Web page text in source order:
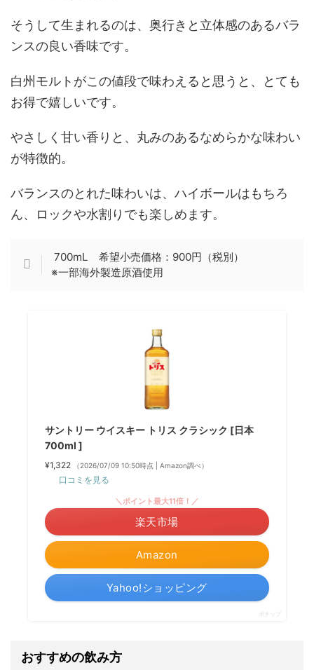
そうして生まれるのは、奥行きと立体感のあるバラ
ンスの良い香味です。
白州モルトがこの値段で味わえると思うと、とても
お得で嬉しいです。
やさしく甘い香りと、丸みのあるなめらかな味わい
が特徴的。
バランスのとれた味わいは、ハイボールはもちろ
ん、ロックや水割りでも楽しめます。
700mL 希望小売価格：900円（税別）
※一部海外製造原酒使用
サントリー ウイスキー トリス クラシック [日本
700ml ]
¥1,322 （2026/07/09 10:50時点 | Amazon調べ）
口コミを見る
Amazon
＼ポイント最大11倍！／
楽天市場
Yahoo!ショッピング
ポチップ
おすすめの飲み方